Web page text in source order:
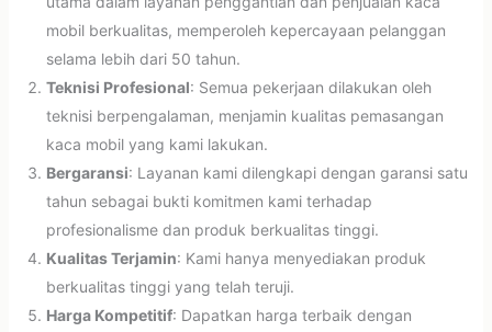
mobil berkualitas, memperoleh kepercayaan pelanggan
selama lebih dari 50 tahun.
Teknisi Profesional: Semua pekerjaan dilakukan oleh
teknisi berpengalaman, menjamin kualitas pemasangan
kaca mobil yang kami lakukan.
Bergaransi: Layanan kami dilengkapi dengan garansi satu
tahun sebagai bukti komitmen kami terhadap
profesionalisme dan produk berkualitas tinggi.
Kualitas Terjamin: Kami hanya menyediakan produk
berkualitas tinggi yang telah teruji.
Harga Kompetitif: Dapatkan harga terbaik dengan